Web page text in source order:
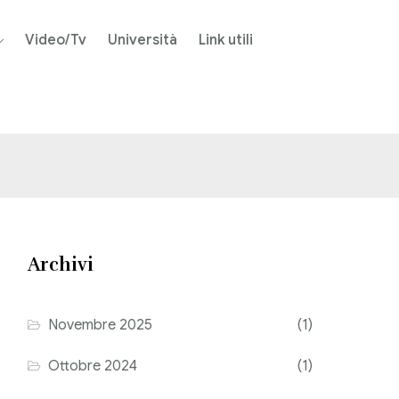
Video/Tv Università Link utili
Archivi
Novembre 2025 (1)
Ottobre 2024 (1)